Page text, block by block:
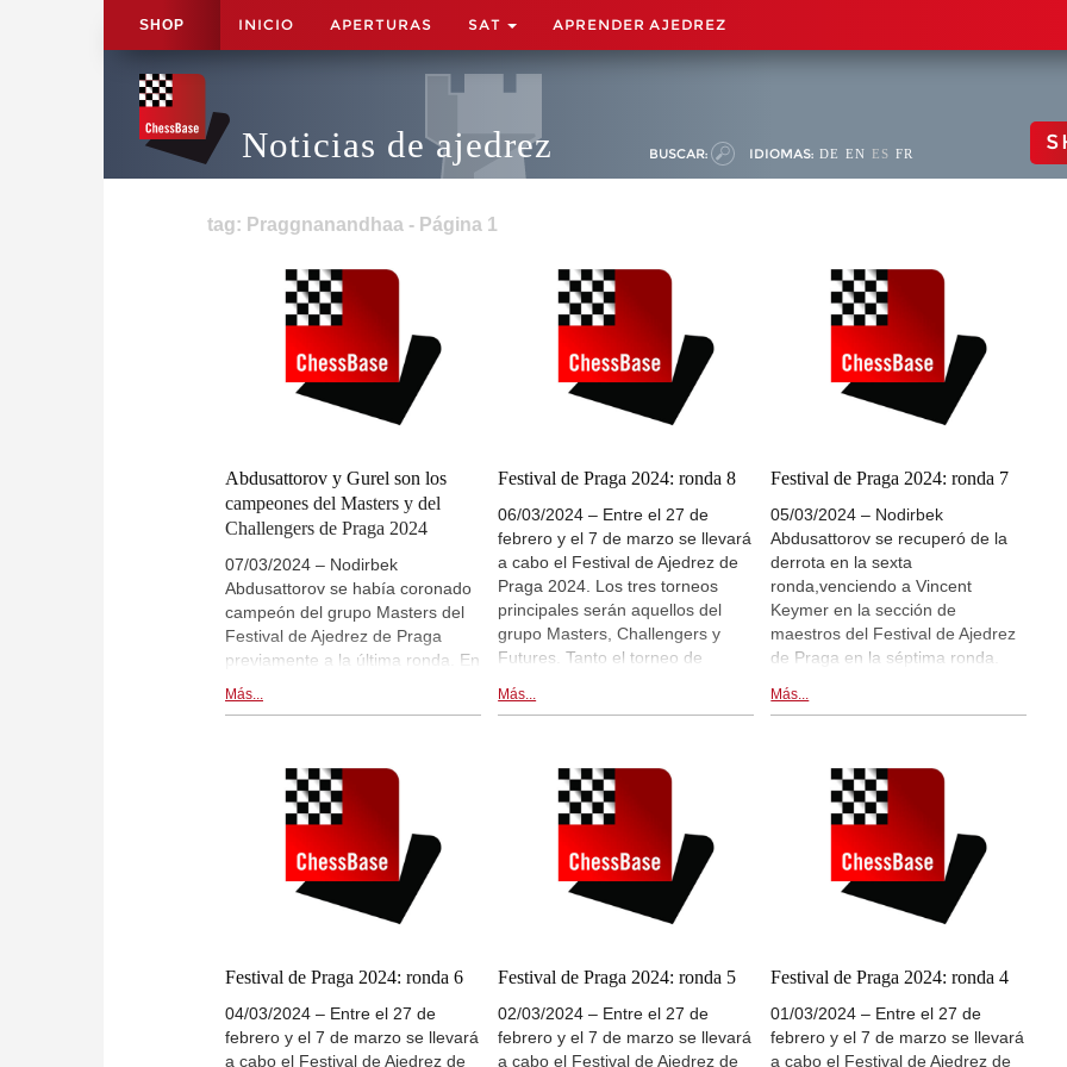
SHOP INICIO APERTURAS SAT APRENDER AJEDREZ
Noticias de ajedrez BUSCAR: IDIOMAS: DE EN ES FR
tag: Praggnanandhaa - Página 1
Abdusattorov y Gurel son los
campeones del Masters y del
Challengers de Praga 2024
07/03/2024 – Nodirbek
Abdusattorov se había coronado
campeón del grupo Masters del
Festival de Ajedrez de Praga
previamente a la última ronda. En
la última ronda, los encuentros
Rapport vs. Abdusattorov,
Bartel concluyeron en tablas.
Finalmente también firmaron las
paces Maghsoodloo y Gukesh.
Ediz Ediz Gurel se ha coronado
campeón del grupo Challengers
con 6,5/9 puntos. | Foto: Petr
Vrabec (Festival de Ajedrez de
Más...
Festival de Praga 2024: ronda 8
06/03/2024 – Entre el 27 de
febrero y el 7 de marzo se llevará
a cabo el Festival de Ajedrez de
Praga 2024. Los tres torneos
principales serán aquellos del
grupo Masters, Challengers y
Futures. Tanto el torneo de
cuentan con un interesante y
participarán: Vincent Keymer,
Vidit Gujrathi, Praggnanandhaa
Rameshbabu, Gukesh D.,
Nodirbek Abdusattorov, Richard
Rapport, Parham Maghsoodloo,
David Navara, Mateusz Bartel y
Thai Dai Van Ngyuen. Hoy se
15:00 CET. Hay retransmisiones
en directo en live.chessbase.com
y dentro de esta noticia. Con
fotografías por Petr Vrabec. |
Foto: Petr Vrabec (Festival de
Más...
Festival de Praga 2024: ronda 7
05/03/2024 – Nodirbek
Abdusattorov se recuperó de la
derrota en la sexta
ronda,venciendo a Vincent
Keymer en la sección de
maestros del Festival de Ajedrez
de Praga en la séptima ronda.
sigue encabezando la
Maghsoodloo superó a Vidit y
ahora ocupa el segundo puesto.
En el enfrentamiento entre los
Praggnanandhaa y Gukesh, (en
la foto), este último logró unas
tablas en una partida larga que
tanto, Anton Korobov alcanzó a
Ediz Gurel en el liderato del
grupo Challengers. | En la foto:
Gukesh | Foto: Petr Vrabec
(Festival de Ajedrez de Praga
Más...
Festival de Praga 2024: ronda 6
04/03/2024 – Entre el 27 de
febrero y el 7 de marzo se llevará
a cabo el Festival de Ajedrez de
Festival de Praga 2024: ronda 5
02/03/2024 – Entre el 27 de
febrero y el 7 de marzo se llevará
a cabo el Festival de Ajedrez de
Festival de Praga 2024: ronda 4
01/03/2024 – Entre el 27 de
febrero y el 7 de marzo se llevará
a cabo el Festival de Ajedrez de